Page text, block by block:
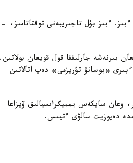
ءبىز بۇل تاجىريبەنى توقتاتامىز، -
بىرنەشە جارلىققا قول قويعان بولاتىن.
«بوسانۋ تۋريزمى» دەپ اتالاتىن
وعان سايكەس يمميگراتسيالىق ۆيزاعا